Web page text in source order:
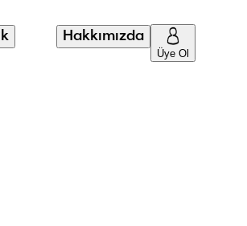
Hakkımızda
Üye Ol